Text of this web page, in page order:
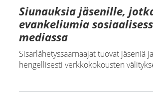
Siunauksia jäsenille,
evankeliumia
mediassa
Sisarlähetyssaarnaajat tuovat jäseniä
hengellisesti verkkokokousten